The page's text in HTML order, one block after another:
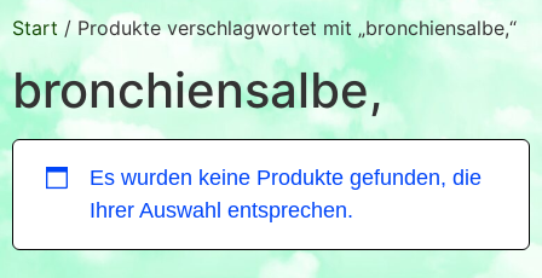
Start / Produkte verschlagwortet mit „bronchiensalbe,“
bronchiensalbe,
Es wurden keine Produkte gefunden, die
Ihrer Auswahl entsprechen.